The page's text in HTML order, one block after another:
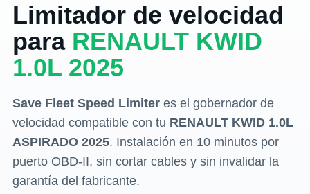
Limitador de velocidad
para RENAULT KWID
1.0L 2025
Save Fleet Speed Limiteres el gobernador de
velocidad compatible con tu RENAULT KWID 1.0L
ASPIRADO 2025. Instalación en 10 minutos por
puerto OBD-II, sin cortar cables y sin invalidar la
garantía del fabricante.